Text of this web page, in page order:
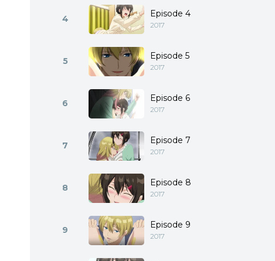
4 Episode 4
2017
5 Episode 5
2017
6 Episode 6
2017
7 Episode 7
2017
8 Episode 8
2017
9 Episode 9
2017